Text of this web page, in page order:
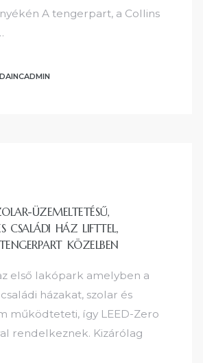
A tengerpart, a Collins
ÜZEMELTETÉSŰ,
CSALÁDI HÁZ LIFTTEL,
KÖZELBEN
első lakópark amelyben a
házakat, szolar és
működteteti, így LEED-Zero
rendelkeznek. Kizárólag